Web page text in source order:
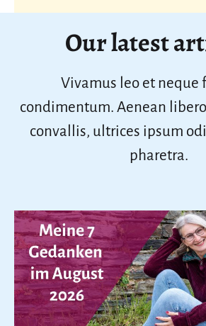
Our latest
Vivamus leo et neque
condimentum. Aenean
convallis, ultrices ipsum
pharetra.